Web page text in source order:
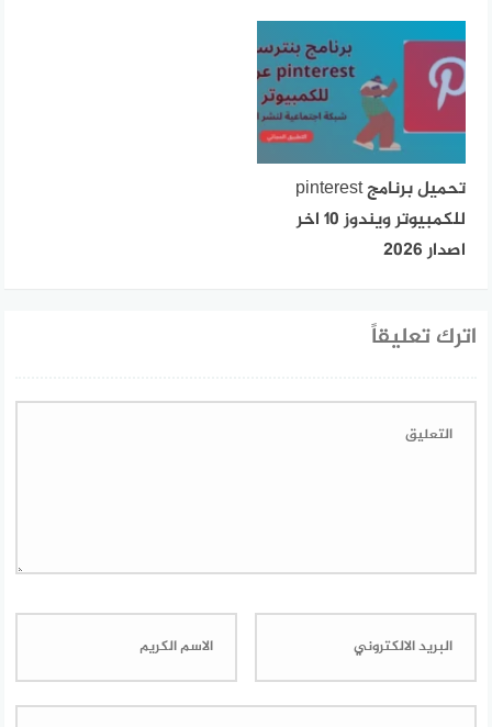
تحميل برنامج pinterest
للكمبيوتر ويندوز 10 اخر
اصدار 2026
اترك تعليقاً